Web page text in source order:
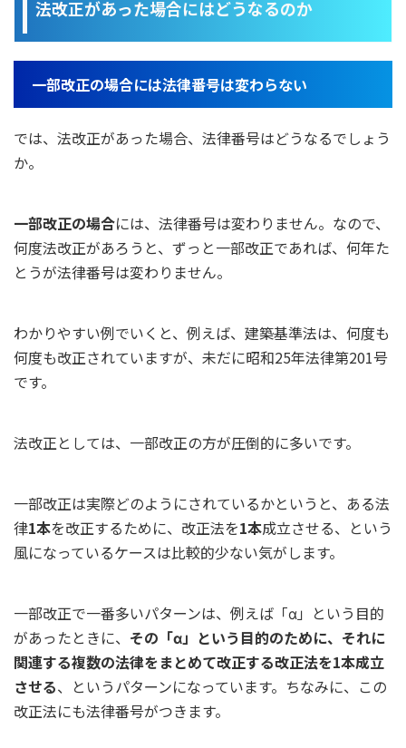
法改正があった場合にはどうなるのか
一部改正の場合には法律番号は変わらない
では、法改正があった場合、法律番号はどうなるでしょう
か。
一部改正の場合には、法律番号は変わりません。なので、
何度法改正があろうと、ずっと一部改正であれば、何年た
とうが法律番号は変わりません。
わかりやすい例でいくと、例えば、建築基準法は、何度も
何度も改正されていますが、未だに昭和25年法律第201号
です。
法改正としては、一部改正の方が圧倒的に多いです。
一部改正は実際どのようにされているかというと、ある法
律1本を改正するために、改正法を1本成立させる、という
風になっているケースは比較的少ない気がします。
一部改正で一番多いパターンは、例えば「α」という目的
があったときに、 その「α」という目的のために、それに
関連する複数の法律をまとめて改正する改正法を1本成立
させる、というパターンになっています。ちなみに、この
改正法にも法律番号がつきます。